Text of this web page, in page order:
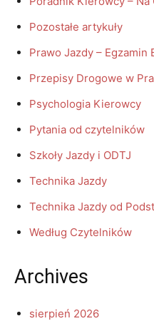
Pozostałe artykuły
Prawo Jazdy – Egzamin
Przepisy Drogowe w
Psychologia Kierowcy
Pytania od czytelników
Szkoły Jazdy i ODTJ
Technika Jazdy
Technika Jazdy od
Według Czytelników
Archives
sierpień 2026